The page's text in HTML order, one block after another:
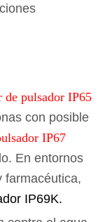
de pulsador IP65
con posible
IP67
En entornos
farmacéutica,
IP69K.